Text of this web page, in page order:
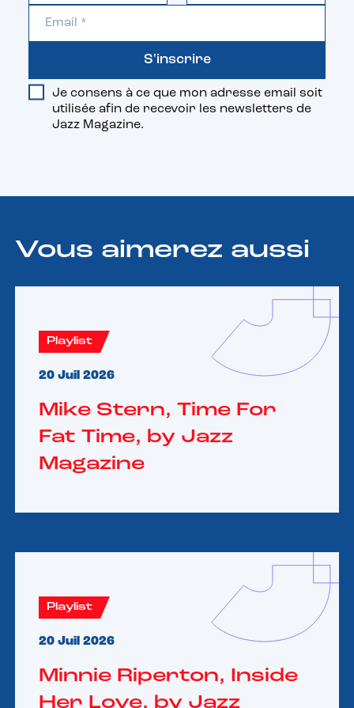
Je consens à ce que mon adresse email soit
utilisée afin de recevoir les newsletters de
Jazz Magazine.
S'inscrire
Vous aimerez aussi
Playlist
20 Juil 2026
Mike Stern, Time For
Fat Time, by Jazz
Magazine
Playlist
20 Juil 2026
Minnie Riperton, Inside
Her Love, by Jazz